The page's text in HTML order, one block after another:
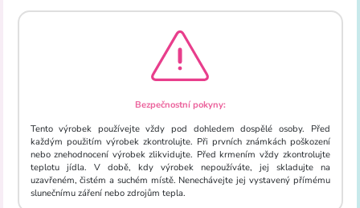
Bezpečnostní pokyny:
Tento výrobek používejte vždy pod dohledem dospělé osoby. Před
každým použitím výrobek zkontrolujte. Při prvních známkách poškození
nebo znehodnocení výrobek zlikvidujte. Před krmením vždy zkontrolujte
teplotu jídla. V době, kdy výrobek nepoužíváte, jej skladujte na
uzavřeném, čistém a suchém místě. Nenechávejte jej vystavený přímému
slunečnímu záření nebo zdrojům tepla.